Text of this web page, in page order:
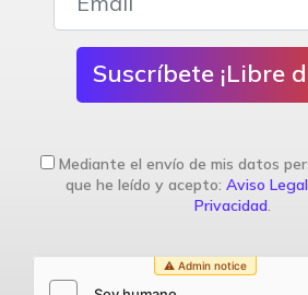
Suscríbete ¡Libre
Mediante el envío de mis datos
que he leído y acepto: Aviso
Privacidad.